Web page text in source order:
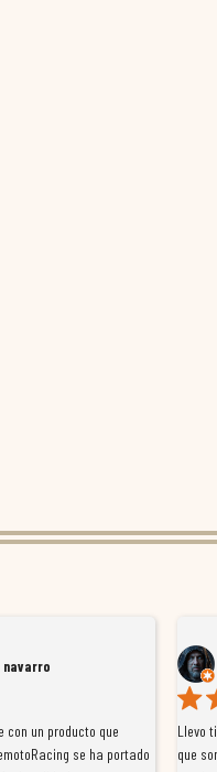
navarro
con un producto que
se ha portado
Llevo
que